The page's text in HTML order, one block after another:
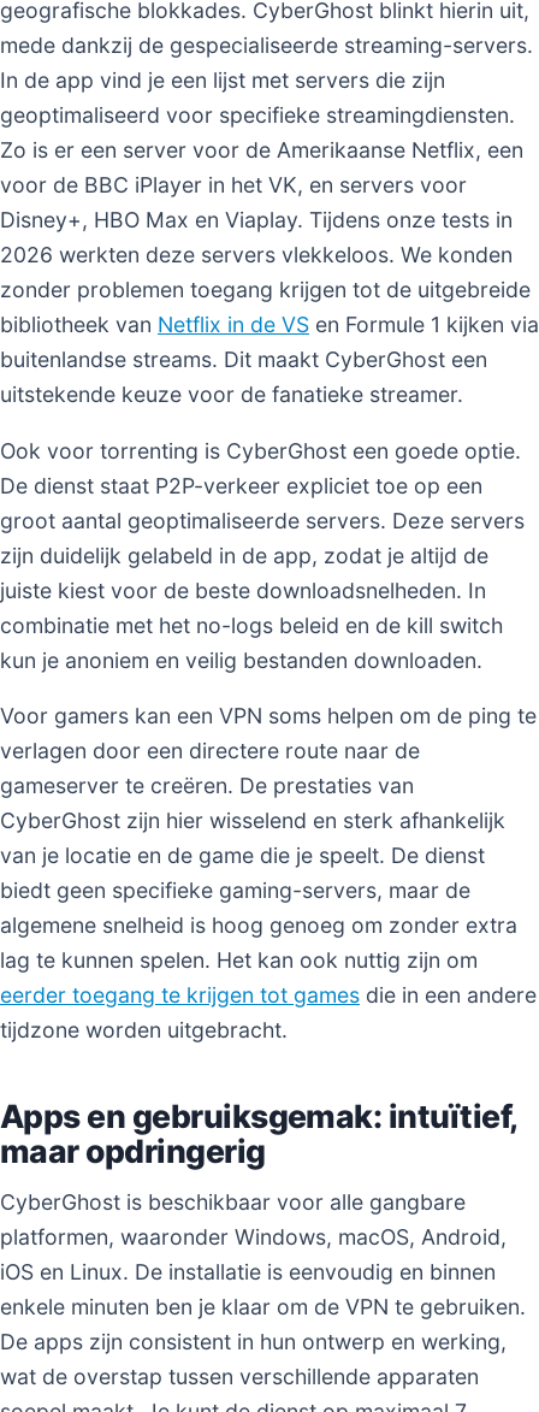
geografische blokkades. CyberGhost blinkt hierin uit,
mede dankzij de gespecialiseerde streaming-servers.
In de app vind je een lijst met servers die zijn
geoptimaliseerd voor specifieke streamingdiensten.
Zo is er een server voor de Amerikaanse Netflix, een
voor de BBC iPlayer in het VK, en servers voor
Disney+, HBO Max en Viaplay. Tijdens onze tests in
2026 werkten deze servers vlekkeloos. We konden
zonder problemen toegang krijgen tot de uitgebreide
bibliotheek van Netflix in de VS en Formule 1 kijken via
buitenlandse streams. Dit maakt CyberGhost een
uitstekende keuze voor de fanatieke streamer.
Ook voor torrenting is CyberGhost een goede optie.
De dienst staat P2P-verkeer expliciet toe op een
groot aantal geoptimaliseerde servers. Deze servers
zijn duidelijk gelabeld in de app, zodat je altijd de
juiste kiest voor de beste downloadsnelheden. In
combinatie met het no-logs beleid en de kill switch
kun je anoniem en veilig bestanden downloaden.
Voor gamers kan een VPN soms helpen om de ping te
verlagen door een directere route naar de
gameserver te creëren. De prestaties van
CyberGhost zijn hier wisselend en sterk afhankelijk
van je locatie en de game die je speelt. De dienst
biedt geen specifieke gaming-servers, maar de
algemene snelheid is hoog genoeg om zonder extra
lag te kunnen spelen. Het kan ook nuttig zijn om
eerder toegang te krijgen tot games die in een andere
tijdzone worden uitgebracht.
Apps en gebruiksgemak: intuïtief,
maar opdringerig
CyberGhost is beschikbaar voor alle gangbare
platformen, waaronder Windows, macOS, Android,
iOS en Linux. De installatie is eenvoudig en binnen
enkele minuten ben je klaar om de VPN te gebruiken.
De apps zijn consistent in hun ontwerp en werking,
wat de overstap tussen verschillende apparaten